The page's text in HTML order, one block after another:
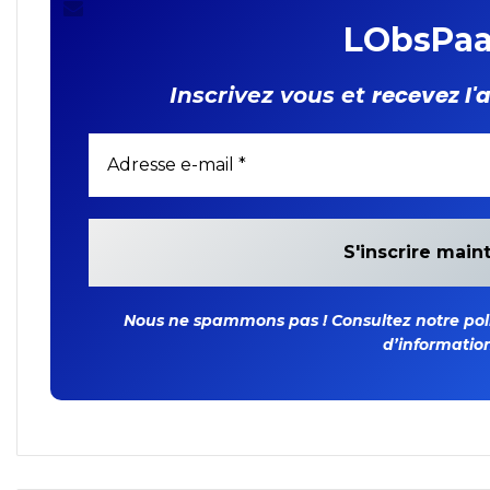
Inscrivez vous et recevez
Nous ne spammons pas ! Consultez notre